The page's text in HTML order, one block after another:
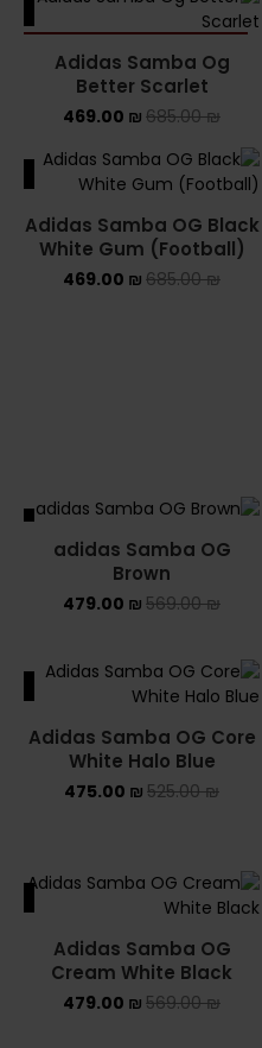
SALE
Adidas Samba Og
Better Scarlet
685.00₪
469.00 ₪
SALE
Adidas Samba OG Black
White Gum (Football)
685.00₪
469.00 ₪
adidas Samba OG
Brown
569.00₪
479.00 ₪
SALE
Adidas Samba OG Core
White Halo Blue
525.00₪
475.00 ₪
SALE
Adidas Samba OG
Cream White Black
569.00₪
479.00 ₪